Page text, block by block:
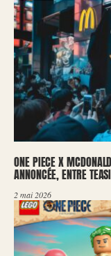
ONE PIECE X
ANNONCÉE, ENTRE
2 mai 2026